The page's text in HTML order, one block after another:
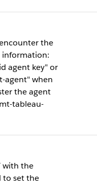
the
information:
agent key" or
agent" when
the agent
tableau-
with the
to set the